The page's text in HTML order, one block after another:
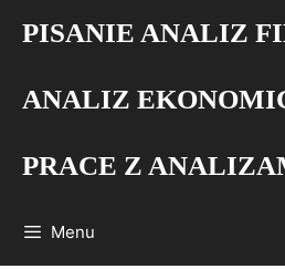
PISANIE ANALIZ
ANALIZ
PRACE Z
Menu